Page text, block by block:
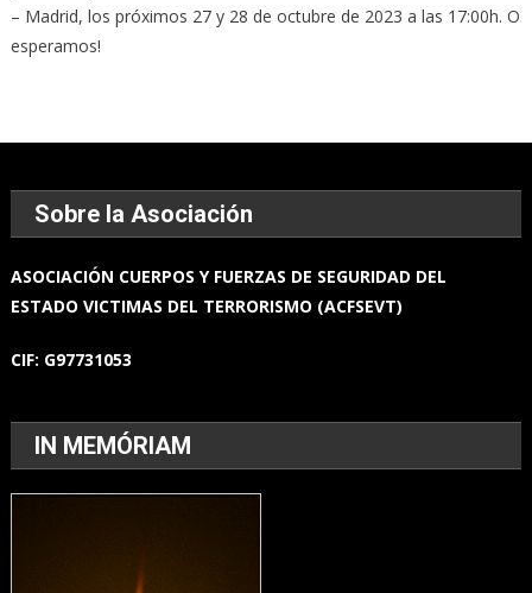
– Madrid, los próximos 27 y 28 de octubre de 2023 a las 17:00h. Os
esperamos!
Sobre la Asociación
ASOCIACIÓN CUERPOS Y FUERZAS DE SEGURIDAD DEL
ESTADOVICTIMAS DEL TERRORISMO (ACFSEVT)
CIF: G97731053
IN MEMÓRIAM